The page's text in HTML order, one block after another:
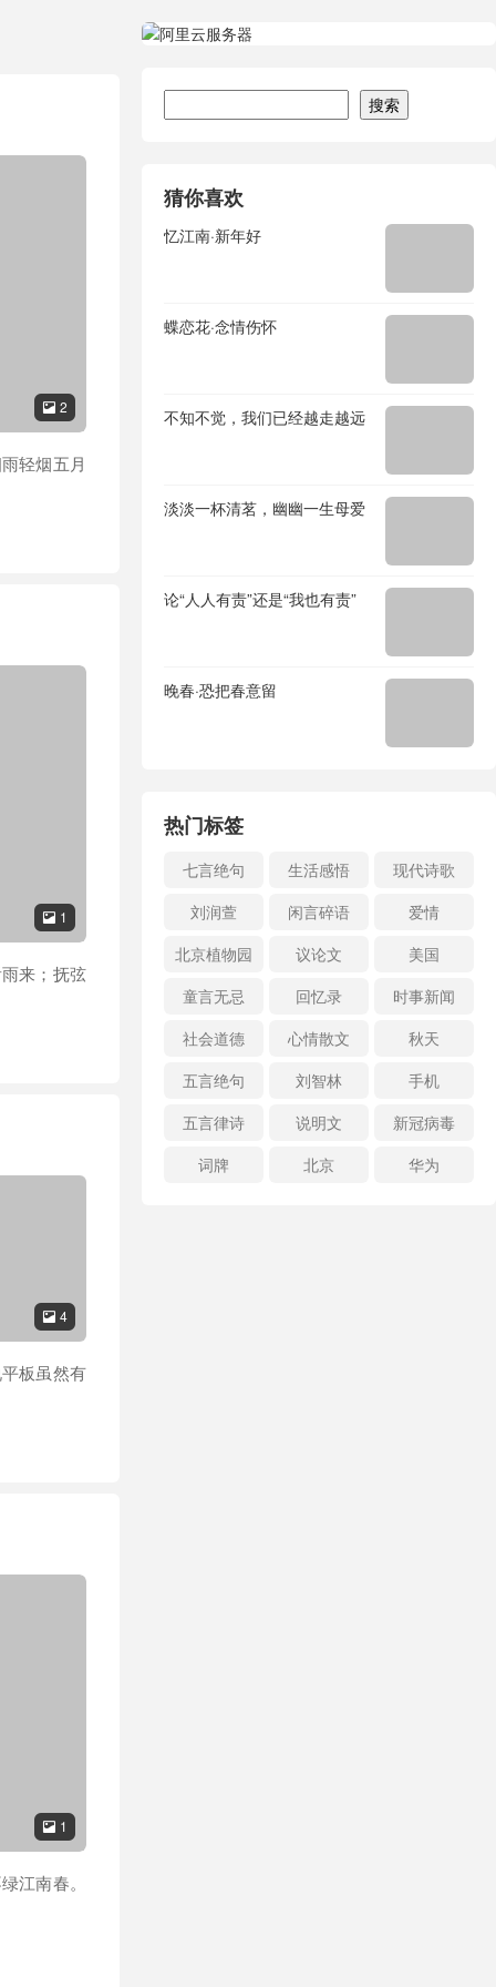
 2
轻烟五月
 1
来；抚弦
 4
板虽然有
 1
江南春。
搜索
猜你喜欢
忆江南·新年好
蝶恋花·念情伤怀
不知不觉，我们已经越走越远
淡淡一杯清茗，幽幽一生母爱
论“人人有责”还是“我也有责”
晚春·恐把春意留
热门标签
七言绝句 生活感悟
现代诗歌
刘润萱
闲言碎语
爱情
北京植物园
议论文
美国
童言无忌
回忆录
时事新闻
社会道德
心情散文
秋天
五言绝句
刘智林
手机
五言律诗
说明文
新冠病毒
词牌
北京 华为